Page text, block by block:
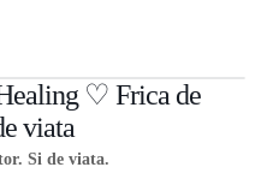
♡ Frica de
viata
Si de viata.